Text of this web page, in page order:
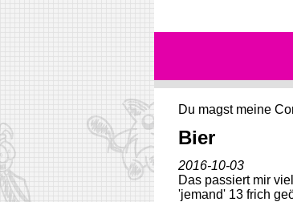
Du magst meine
Bier
2016-10-03
Das passiert mir
'jemand' 13 frich